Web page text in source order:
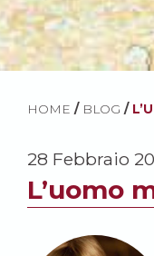
HOME / BLOG /
28 Febbraio
L’uomo